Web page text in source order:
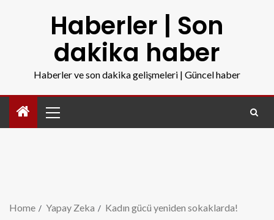
Haberler | Son
dakika haber
Haberler ve son dakika gelişmeleri | Güncel haber
Home Yapay Zeka Kadın gücü yeniden sokaklarda!